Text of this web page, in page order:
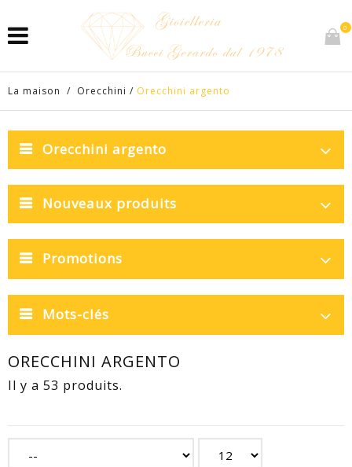
0
La maison / Orecchini / Orecchini argento
Orecchini argento
Nouveaux produits
Promotions
Mots-clés
ORECCHINI ARGENTO
Il y a 53 produits.